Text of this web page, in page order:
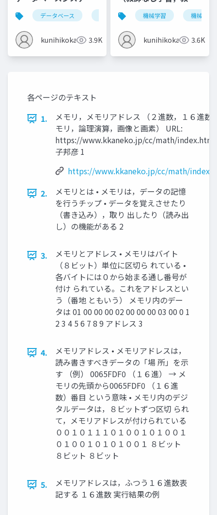
とは，情報とデータ
データベース データベースシステム 情報とデータ
kunihikokaneko3.9K
あり学習）
機械学習 機械学習
kunihikokaneko3.6K
各ページのテキスト
1.
メモリ，メモリアドレス （２進数，１６進数
モリ，論理演算，画像と画素） URL:
https://www.kkaneko.jp/cc/math/
子邦彦 1
https://www.kkaneko.jp/cc/math/
2.
メモリとは • メモリは，データの記憶
を行うチップ • データを覚えさせたり
（書き込み），取り 出したり（読み出
し）の機能がある 2
3.
メモリとアドレス • メモリはバイト
（８ビット）単位に区切ら れている •
各バイトには０から始まる通し番号が
付け られている。これをアドレスとい
う（番地 ともいう） メモリ内のデー
タは 01 00 00 00 02 00 00 00 03 00 0 1
2 3 4 5 6 7 8 9 アドレス 3
4.
メモリアドレス • メモリアドレスは，
読み書きすべきデータの「場 所」を示
す （例） 0065FDF0 （１６進） → メ
モリの先頭から0065FDF0 （１６進
数）番目 という意味 • メモリ内のデジ
タルデータは，８ビットずつ区切 られ
て，メモリアドレスが付けられている
００１０１１１０１００１０１００１
０１００１０１０１００１ ８ビット
８ビット ８ビット
5.
メモリアドレスは，ふつう１６進数表
記する １６進数 実行結果の例